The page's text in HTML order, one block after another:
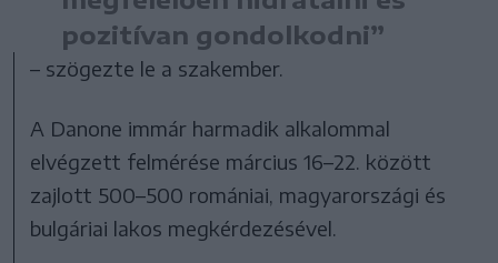
pozitívan gondolkodni”
– szögezte le a szakember.
A Danone immár harmadik alkalommal
elvégzett felmérése március 16–22. között
zajlott 500–500 romániai, magyarországi és
bulgáriai lakos megkérdezésével.